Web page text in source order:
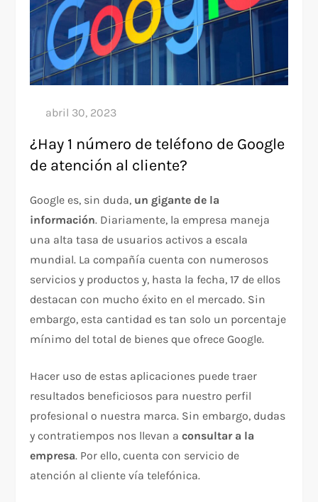
¿Hay 1 número de teléfono de Google
de atención al cliente?
Google es, sin duda, un gigante de la
información. Diariamente, la empresa maneja
una alta tasa de usuarios activos a escala
mundial. La compañía cuenta con numerosos
servicios y productos y, hasta la fecha, 17 de ellos
destacan con mucho éxito en el mercado. Sin
embargo, esta cantidad es tan solo un porcentaje
mínimo del total de bienes que ofrece Google.
Hacer uso de estas aplicaciones puede traer
resultados beneficiosos para nuestro perfil
profesional o nuestra marca. Sin embargo, dudas
y contratiempos nos llevan aconsultar a la
empresa. Por ello, cuenta con servicio de
atención al cliente vía telefónica.